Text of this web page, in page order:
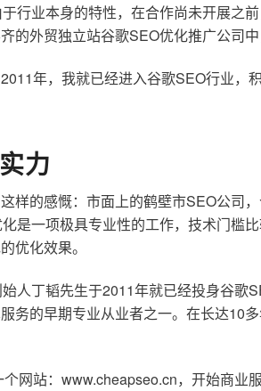
行业本身的特性，在合作尚未开展之
的外贸独立站谷歌SEO优化推广公司
年，我就已经进入谷歌SEO行业
力
样的感慨：市面上的鹤壁市SEO公司
是一项极具专业性的工作，技术门槛
优化效果。
人丁韬先生于2011年就已经投身谷
务的早期专业从业者之一。在长达10
网站：www.cheapseo.cn，开始商业